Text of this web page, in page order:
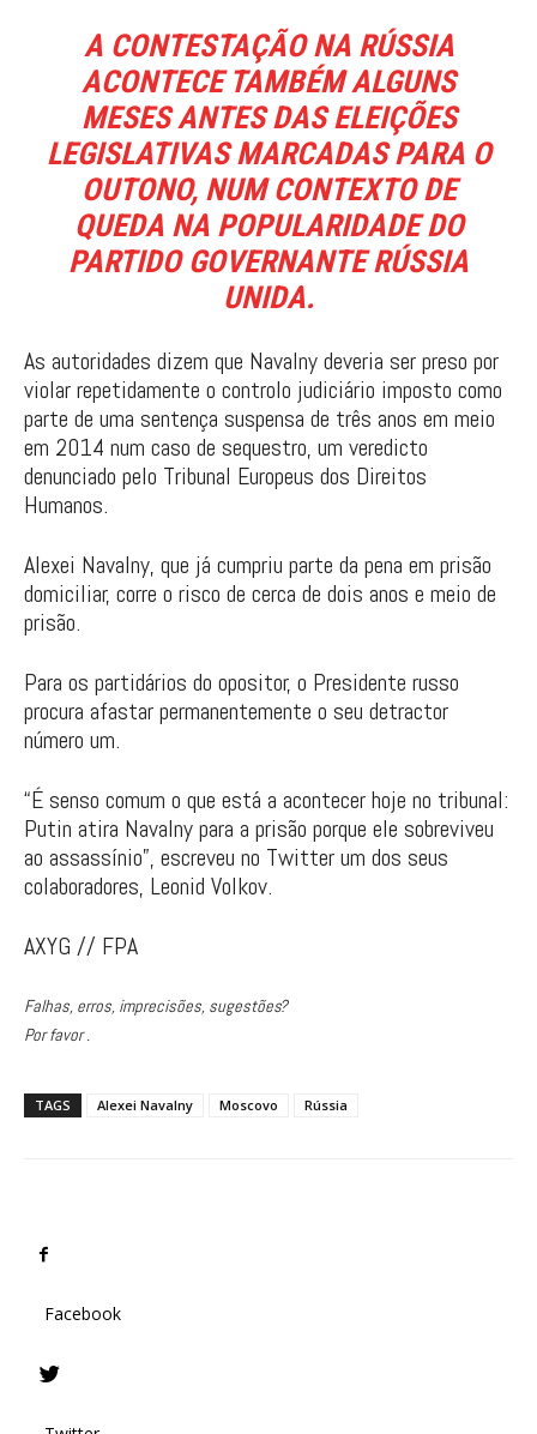
A CONTESTAÇÃO NA RÚSSIA
ACONTECE TAMBÉM ALGUNS
MESES ANTES DAS ELEIÇÕES
LEGISLATIVAS MARCADAS PARA O
OUTONO, NUM CONTEXTO DE
QUEDA NA POPULARIDADE DO
PARTIDO GOVERNANTE RÚSSIA
UNIDA.
As autoridades dizem que Navalny deveria ser preso por
violar repetidamente o controlo judiciário imposto como
parte de uma sentença suspensa de três anos em meio
em 2014 num caso de sequestro, um veredicto
denunciado pelo Tribunal Europeus dos Direitos
Humanos.
Alexei Navalny, que já cumpriu parte da pena em prisão
domiciliar, corre o risco de cerca de dois anos e meio de
prisão.
Para os partidários do opositor, o Presidente russo
procura afastar permanentemente o seu detractor
número um.
“É senso comum o que está a acontecer hoje no tribunal:
Putin atira Navalny para a prisão porque ele sobreviveu
ao assassínio”, escreveu no Twitter um dos seus
colaboradores, Leonid Volkov.
AXYG // FPA
Falhas, erros, imprecisões, sugestões?
Por favor .
TAGS Alexei Navalny Moscovo Rússia
Facebook